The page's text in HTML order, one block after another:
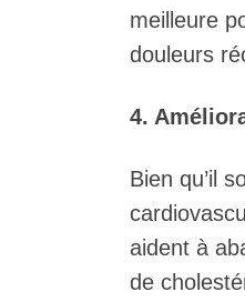
meilleure
douleurs
4.
Bien qu’il
aident à
de